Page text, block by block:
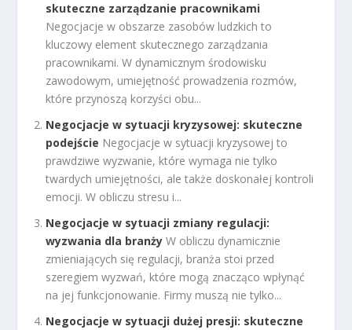
skuteczne zarządzanie pracownikami
Negocjacje w obszarze zasobów ludzkich to
kluczowy element skutecznego zarządzania
pracownikami. W dynamicznym środowisku
zawodowym, umiejętność prowadzenia rozmów,
które przynoszą korzyści obu...
Negocjacje w sytuacji kryzysowej: skuteczne
podejście Negocjacje w sytuacji kryzysowej to
prawdziwe wyzwanie, które wymaga nie tylko
twardych umiejętności, ale także doskonałej kontroli
emocji. W obliczu stresu i...
Negocjacje w sytuacji zmiany regulacji:
wyzwania dla branży W obliczu dynamicznie
zmieniających się regulacji, branża stoi przed
szeregiem wyzwań, które mogą znacząco wpłynąć
na jej funkcjonowanie. Firmy muszą nie tylko...
Negocjacje w sytuacji dużej presji: skuteczne